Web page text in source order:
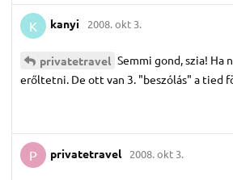
K kanyi 2008. okt 3.
privatetravel Semmi gond, szia! Ha
erőltetni. De ott van 3. "beszólás" a tied
P privatetravel 2008. okt 3.